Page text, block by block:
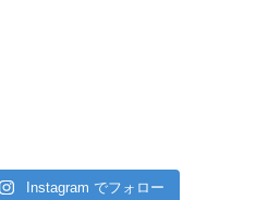
Instagram でフォロー